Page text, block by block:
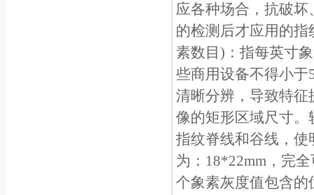
应各种场合，抗破
的检测后才应用的
素数目)：指每英寸
些商用设备不得小
清晰分辨，导致特
像的矩形区域尺寸
指纹脊线和谷线，
为：18*22mm，完
个象素灰度值包含